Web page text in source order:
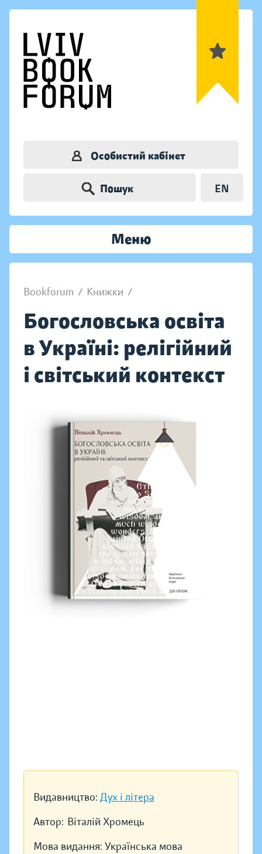
Особистий кабінет
Пошук EN
Меню
Bookforum / Книжки /
Богословська освіта
в Україні: релігійний
і світський контекст
Видавництво: Дух і літера
Автор: Віталій Хромець
Мова видання: Українська мова